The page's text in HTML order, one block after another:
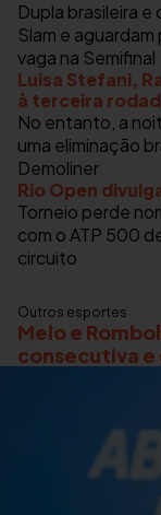
Dupla brasileira
Slam e
vaga na Semifinal
Luisa Stefani,
à terceira
No entanto, a
uma eliminação
Demoliner
Rio Open
Torneio perde
com o ATP 500
circuito
Outros esportes
Melo e
consecutiva